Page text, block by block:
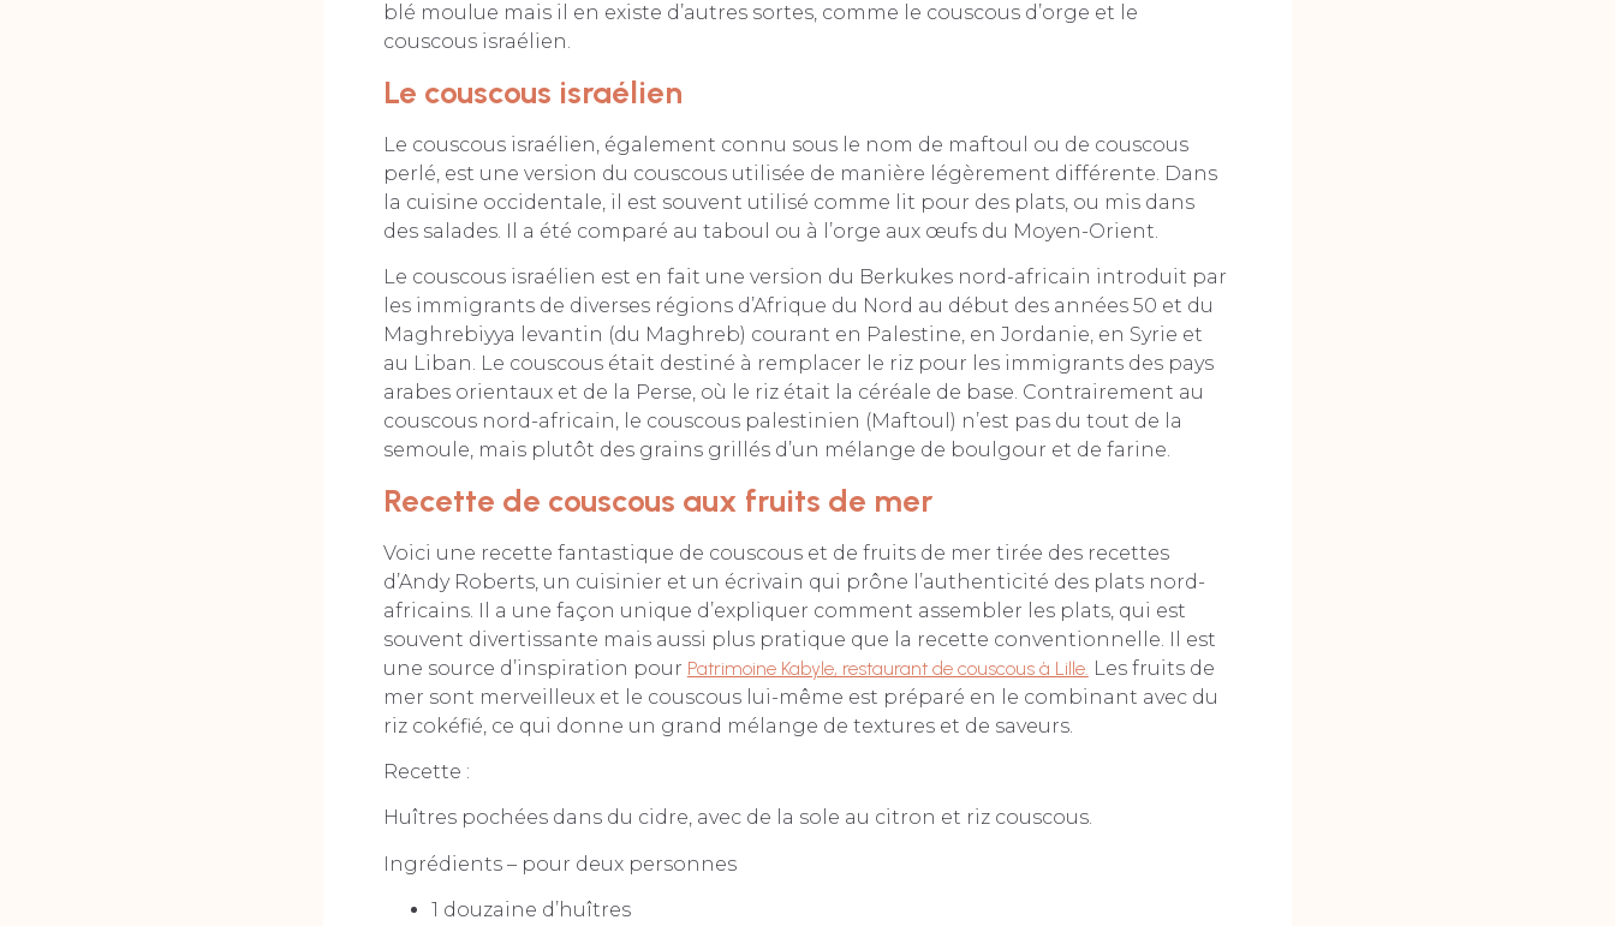
blé moulue mais il en existe d’autres sortes, comme le couscous d’orge et le
couscous israélien.
Le couscous israélien
Le couscous israélien, également connu sous le nom de maftoul ou de couscous
perlé, est une version du couscous utilisée de manière légèrement différente. Dans
la cuisine occidentale, il est souvent utilisé comme lit pour des plats, ou mis dans
des salades. Il a été comparé au taboul ou à l’orge aux œufs du Moyen-Orient.
Le couscous israélien est en fait une version du Berkukes nord-africain introduit par
les immigrants de diverses régions d’Afrique du Nord au début des années 50 et du
Maghrebiyya levantin (du Maghreb) courant en Palestine, en Jordanie, en Syrie et
au Liban. Le couscous était destiné à remplacer le riz pour les immigrants des pays
arabes orientaux et de la Perse, où le riz était la céréale de base. Contrairement au
couscous nord-africain, le couscous palestinien (Maftoul) n’est pas du tout de la
semoule, mais plutôt des grains grillés d’un mélange de boulgour et de farine.
Recette de couscous aux fruits de mer
Voici une recette fantastique de couscous et de fruits de mer tirée des recettes
d’Andy Roberts, un cuisinier et un écrivain qui prône l’authenticité des plats nord-
africains. Il a une façon unique d’expliquer comment assembler les plats, qui est
souvent divertissante mais aussi plus pratique que la recette conventionnelle. Il est
une source d’inspiration pour Patrimoine Kabyle, restaurant de couscous à Lille. Les fruits de
mer sont merveilleux et le couscous lui-même est préparé en le combinant avec du
riz cokéfié, ce qui donne un grand mélange de textures et de saveurs.
Recette :
Huîtres pochées dans du cidre, avec de la sole au citron et riz couscous.
Ingrédients – pour deux personnes
1 douzaine d’huîtres